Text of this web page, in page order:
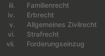
Familienrecht
Erbrecht
Allgemeines Zivilrecht
Strafrecht
Forderungseinzug